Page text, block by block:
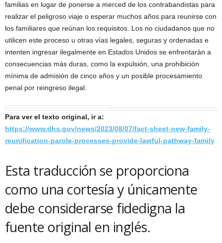
familias en lugar de ponerse a merced de los contrabandistas para
realizar el peligroso viaje o esperar muchos años para reunirse con
los familiares que reúnan los requisitos. Los no ciudadanos que no
utilicen este proceso u otras vías legales, seguras y ordenadas e
intenten ingresar ilegalmente en Estados Unidos se enfrentarán a
consecuencias más duras, como la expulsión, una prohibición
mínima de admisión de cinco años y un posible procesamiento
penal por reingreso ilegal.
Para ver el texto original, ir a:
https://www.dhs.gov/news/2023/08/07/fact-sheet-new-family-
reunification-parole-processes-provide-lawful-pathway-family
Esta traducción se proporciona
como una cortesía y únicamente
debe considerarse fidedigna la
fuente original en inglés.